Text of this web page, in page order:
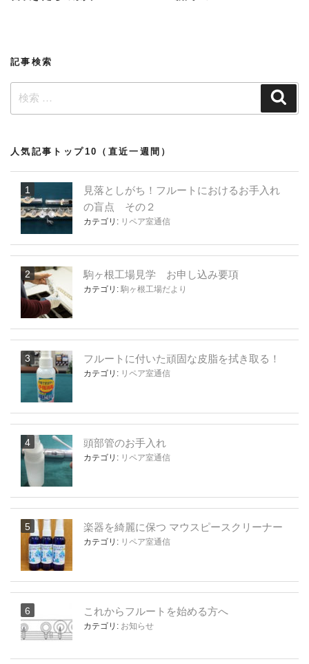
ン
記事検索
索:
人気記事トップ10（直近一週間）
見落としがち！フルートにおけるお手入れ
の盲点 その２
カテゴリ: リペア室通信
駒ヶ根工場見学 お申し込み要項
カテゴリ: 駒ヶ根工場だより
フルートに付いた頑固な皮脂を拭き取る！
カテゴリ: リペア室通信
頭部管のお手入れ
カテゴリ: リペア室通信
楽器を綺麗に保つ マウスピースクリーナー
カテゴリ: リペア室通信
これからフルートを始める方へ
カテゴリ: お知らせ